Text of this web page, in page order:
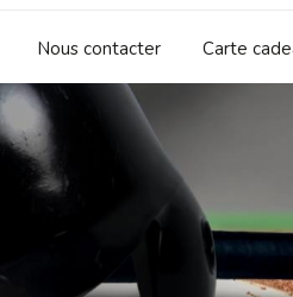
Nous contacter Carte